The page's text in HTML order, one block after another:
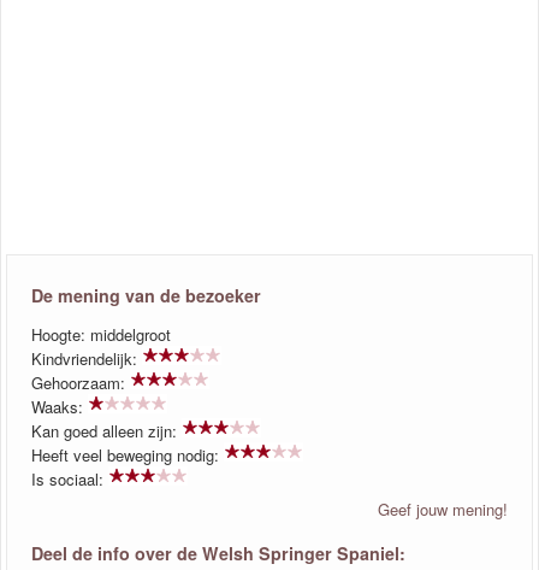
De mening van de bezoeker
Hoogte: middelgroot
Kindvriendelijk:
Gehoorzaam:
Waaks:
Kan goed alleen zijn:
Heeft veel beweging nodig:
Is sociaal:
Geef jouw mening!
Deel de info over de Welsh Springer Spaniel: